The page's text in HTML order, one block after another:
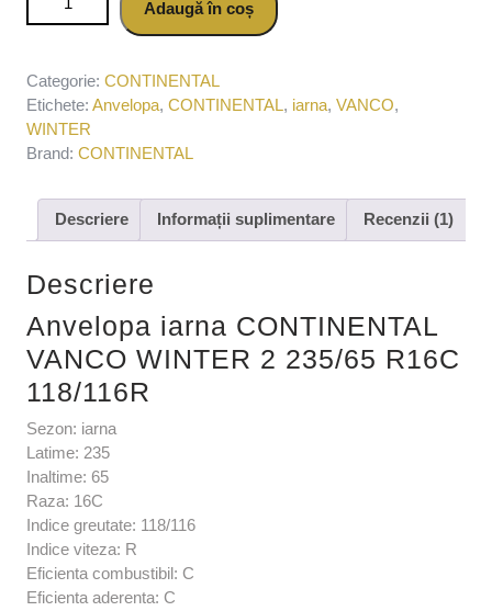
235/65 R16C 118/116RAdaugă în coș
Categorie: CONTINENTAL
Etichete: Anvelopa, CONTINENTAL, iarna, VANCO,
WINTER
Brand: CONTINENTAL
Descriere Informații suplimentare Recenzii (1)
Descriere
Anvelopa iarna CONTINENTAL
VANCO WINTER 2 235/65 R16C
118/116R
Sezon: iarna
Latime: 235
Inaltime: 65
Raza: 16C
Indice greutate: 118/116
Indice viteza: R
Eficienta combustibil: C
Eficienta aderenta: C